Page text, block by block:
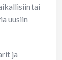
tai
uusiin
ja